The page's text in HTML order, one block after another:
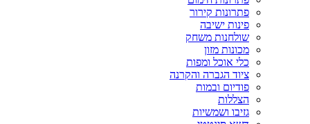
פתרונות קירור
פינות ישיבה
שולחנות משחק
מכונות מזון
כלי אוכל ומפות
ציוד הגברה והקרנה
פודיום ובמות
הצללות
גזיבו ושמשיות